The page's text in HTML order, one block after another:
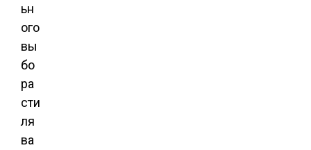
ьн
ого
вы
бо
ра
сти
ля
ва